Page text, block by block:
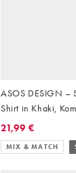
ASOS DESIGN –
Shirt in Khaki,
21,99 €
MIX & MATCH